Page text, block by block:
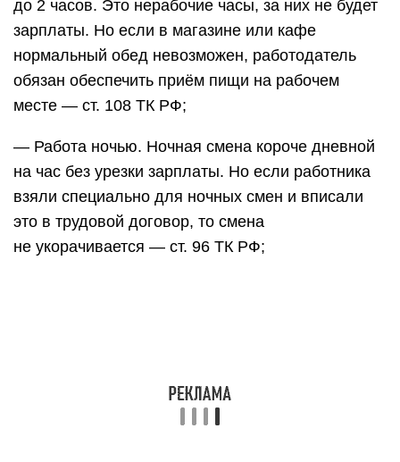
до 2 часов. Это нерабочие часы, за них не будет
зарплаты. Но если в магазине или кафе
нормальный обед невозможен, работодатель
обязан обеспечить приём пищи на рабочем
месте — ст. 108 ТК РФ;
— Работа ночью. Ночная смена короче дневной
на час без урезки зарплаты. Но если работника
взяли специально для ночных смен и вписали
это в трудовой договор, то смена
не укорачивается — ст. 96 ТК РФ;